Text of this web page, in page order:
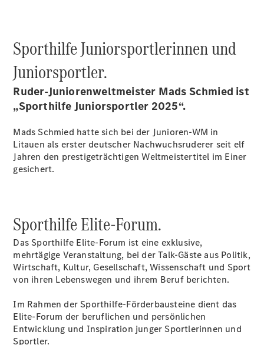
Terrain
Konfigurator
Probefahrt
Mercedes-
Benz Store
Kompaktlimousinen
A-Klasse
Kompaktlimousine
B-Klasse
Probefahrt
Mercedes-
Benz Store
Sporthilfe Juniorsportlerinnen und
Juniorsportler.
Ruder-Juniorenweltmeister Mads Schmied ist
„Sporthilfe Juniorsportler 2025“.
Mads Schmied hatte sich bei der Junioren-WM in
Litauen als erster deutscher Nachwuchsruderer seit elf
Jahren den prestigeträchtigen Weltmeistertitel im Einer
gesichert.
Sporthilfe Elite-Forum.
Das Sporthilfe Elite-Forum ist eine exklusive,
mehrtägige Veranstaltung, bei der Talk-Gäste aus Politik,
Wirtschaft, Kultur, Gesellschaft, Wissenschaft und Sport
von ihren Lebenswegen und ihrem Beruf berichten.
Im Rahmen der Sporthilfe-Förderbausteine dient das
Elite-Forum der beruflichen und persönlichen
Entwicklung und Inspiration junger Sportlerinnen und
Sportler.